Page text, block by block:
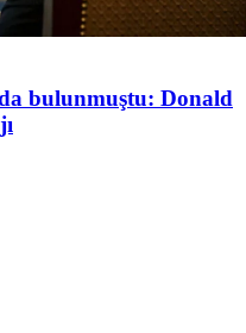
bulunmuştu: Donald